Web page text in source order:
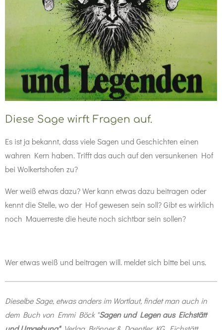
Diese Sage wirft Fragen auf.
Es ist ja bekannt, dass viele Sagen und Geschichten einen
wahren Kern haben. Trifft das auch auf den versunkenen Hof
bei Wolkertshofen zu?
Wer weiß etwas dazu? Wer kann etwas dazu beitragen oder
kennt die Stelle, wo der Hof gewesen sein soll? Gibt es wirklich
noch Mauerreste die heute noch sichtbar sein sollen?
Wer etwas weiß und beitragen will. meldet sich bitte bei uns.
Dieselbe Sage, etwas anders im Wortlaut, findet man auch in
dem Buch von Emmi Böck "Sagen und Legen aus Eichstätt